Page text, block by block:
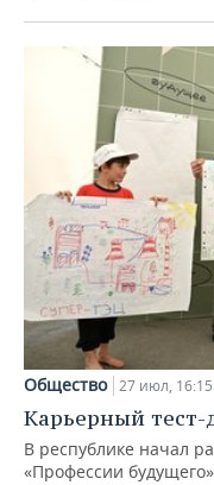
Общество 27 июл, 16:15
Карьерный
В республике начал
«Профессии будущего»